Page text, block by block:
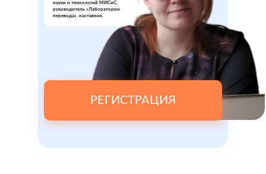
РЕГИСТРАЦИЯ
науки и технологий МИСиС,
руководитель «Лаборатории
перевода», наставник